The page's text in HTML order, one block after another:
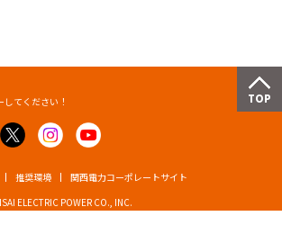
ELECTRIC POWER CO., INC.
推奨環境 関西電力コーポレートサイト
てください！